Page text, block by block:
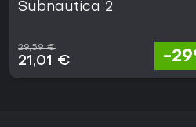
Subnautica 2
29,59 €
21,01 € -